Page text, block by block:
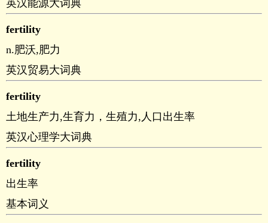
英汉能源大词典
fertility
n.肥沃,肥力
英汉贸易大词典
fertility
土地生产力,生育力，生殖力,人口出生率
英汉心理学大词典
fertility
出生率
基本词义